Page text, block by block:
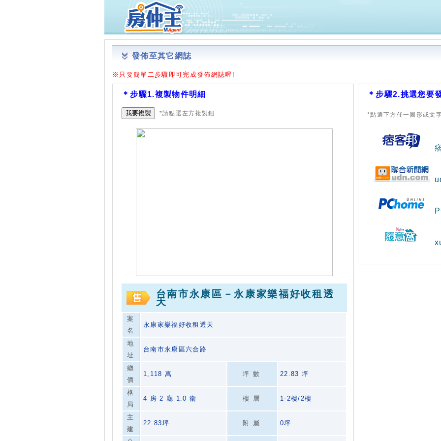
發佈至其它網誌
※只要簡單二步驟即可完成發佈網誌喔!
＊步驟1.複製物件明細
我要複製 *請點選左方複製鈕
台南市永康區－永康家樂福好收租透
天
案
名
永康家樂福好收租透天
地
址
台南市永康區六合路
總
價
1,118 萬 坪數 22.83 坪
格
局
4 房 2 廳 1.0 衛 樓層 1-2樓/2樓
主
建
22.83坪 附屬 0坪
＊步驟2.挑選您要
*點選下方任一圖形或文